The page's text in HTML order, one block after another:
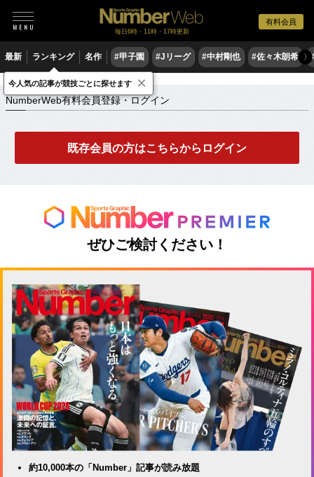
有料会員
毎日6時・11時・17時更新
最新 ランキング 名作 #甲子園 #Jリーグ #中村剛也 #佐々木朗希 〉
NumberWeb有料会員登録・ログイン
NumberWeb有料会員登録・ログイン
既存会員の方はこちらからログイン
ぜひご検討ください！
約10,000本の「Number」記事が読み放題
今人気の記事が競技ごとに探せます ×